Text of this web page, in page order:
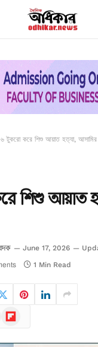
৬ টুকরো করে শিশু আয়াত হত্যা,
শিশু আয়াত
June 17, 2026
1 Min Read
Flipboard